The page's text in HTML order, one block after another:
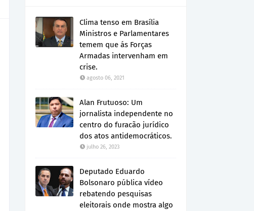
Clima tenso em Brasília
Ministros e Parlamentares
temem que ás Forças
Armadas intervenham em
crise.
agosto 06, 2021
Alan Frutuoso: Um
jornalista independente no
centro do furacão jurídico
dos atos antidemocráticos.
julho 26, 2023
Deputado Eduardo
Bolsonaro pública vídeo
rebatendo pesquisas
eleitorais onde mostra algo